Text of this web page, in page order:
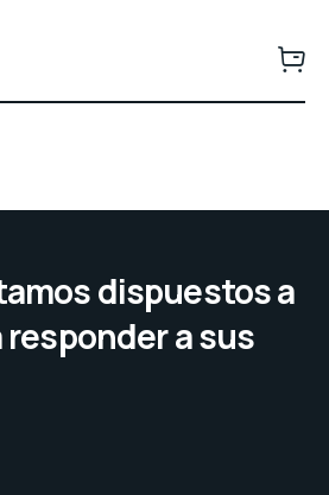
dispuestos a
responder a sus